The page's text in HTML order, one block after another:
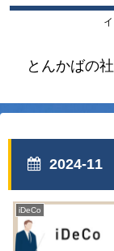
とんかばの
2024-11
iDeCo